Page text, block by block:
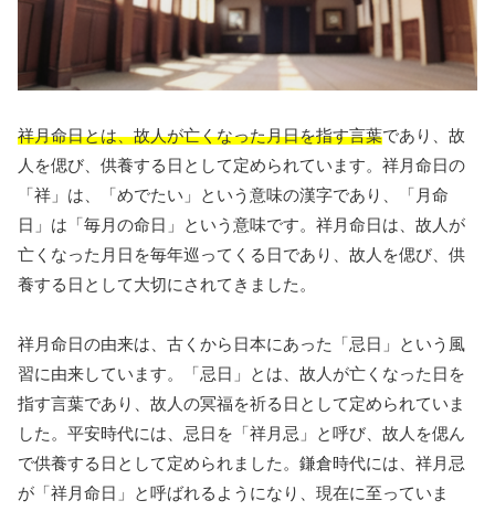
祥月命日とは、故人が亡くなった月日を指す言葉であり、故
人を偲び、供養する日として定められています。祥月命日の
「祥」は、「めでたい」という意味の漢字であり、「月命
日」は「毎月の命日」という意味です。祥月命日は、故人が
亡くなった月日を毎年巡ってくる日であり、故人を偲び、供
養する日として大切にされてきました。
祥月命日の由来は、古くから日本にあった「忌日」という風
習に由来しています。「忌日」とは、故人が亡くなった日を
指す言葉であり、故人の冥福を祈る日として定められていま
した。平安時代には、忌日を「祥月忌」と呼び、故人を偲ん
で供養する日として定められました。鎌倉時代には、祥月忌
が「祥月命日」と呼ばれるようになり、現在に至っていま